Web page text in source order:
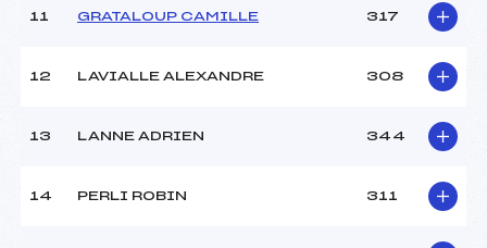
11 GRATALOUP CAMILLE 317
12 LAVIALLE ALEXANDRE 308
13 LANNE ADRIEN 344
14 PERLI ROBIN 311